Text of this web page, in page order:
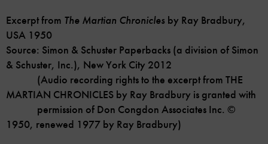
Excerpt from The Martian Chronicles by Ray Bradbury,
USA 1950
Source: Simon & Schuster Paperbacks (a division of Simon
& Schuster, Inc.), New York City 2012
(Audio recording rights to the excerpt from THE
MARTIAN CHRONICLES by Ray Bradbury is granted with
permission of Don Congdon Associates Inc. ©
1950, renewed 1977 by Ray Bradbury)